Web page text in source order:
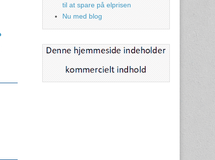
til at spare på elprisen
Nu med blog